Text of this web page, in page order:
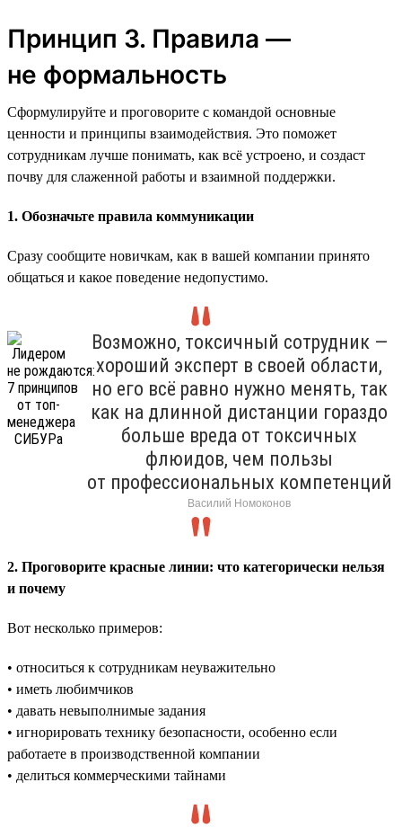
Принцип 3. Правила —
не формальность
Сформулируйте и проговорите с командой основные
ценности и принципы взаимодействия. Это поможет
сотрудникам лучше понимать, как всё устроено, и создаст
почву для слаженной работы и взаимной поддержки.
1. Обозначьте правила коммуникации
Сразу сообщите новичкам, как в вашей компании принято
общаться и какое поведение недопустимо.
Возможно, токсичный сотрудник —
хороший эксперт в своей области,
но его всё равно нужно менять, так
как на длинной дистанции гораздо
больше вреда от токсичных
флюидов, чем пользы
от профессиональных компетенций
Василий Номоконов
2. Проговорите красные линии: что категорически нельзя
и почему
Вот несколько примеров:
• относиться к сотрудникам неуважительно
• иметь любимчиков
• давать невыполнимые задания
• игнорировать технику безопасности, особенно если
работаете в производственной компании
• делиться коммерческими тайнами